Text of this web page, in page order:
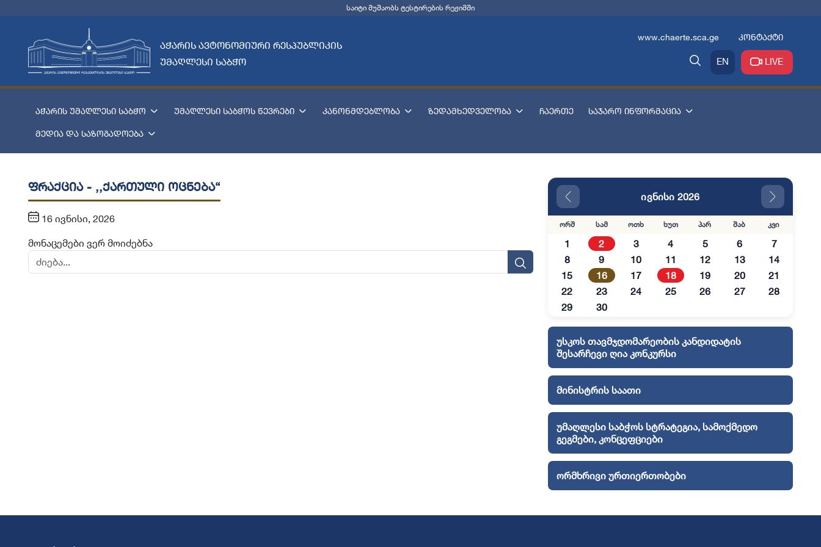
საიტი მუშაობს ტესტირების რეჟიმში
აჭარის ავტონომიური რესპუბლიკის
უმაღლესი საბჭო
www.chaerte.sca.ge კონტაქტი
EN LIVE
აჭარის უმაღლესი საბჭო უმაღლესი საბჭოს წევრები კანონმდებლობა ზედამხედველობა ჩაერთე საჯარო ინფორმაცია
მედია და საზოგადოება
ფრაქცია - ,,ქართული ოცნება“
16 ივნისი, 2026
მონაცემები ვერ მოიძებნა
ივნისი 2026
ორშ სამ ოთხ ხუთ პარ შაბ კვი
1 2 3 4 5 6
7
8
9 10 11 12 13
14
15
16 17 18 19 20
21
22
23 24 25 26 27
28
29
30
უსკოს თავმჯდომარეობის კანდიდატის
შესარჩევი ღია კონკურსი
მინისტრის საათი
უმაღლესი საბჭოს სტრატეგია, სამოქმედო
გეგმები, კონცეფციები
ორმხრივი ურთიერთობები